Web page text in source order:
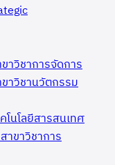
วิชาการจัดการ
วิชานวัตกรรม
นโลยีสารสนเทศ
ขาวิชาการ